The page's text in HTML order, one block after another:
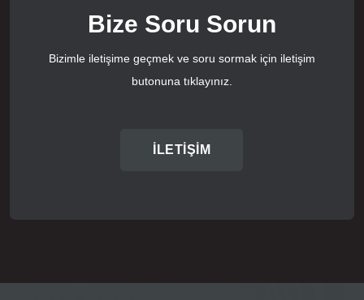
Bize Soru Sorun
Bizimle iletişime geçmek ve soru sormak için iletişim
butonuna tıklayınız.
İLETİŞİM